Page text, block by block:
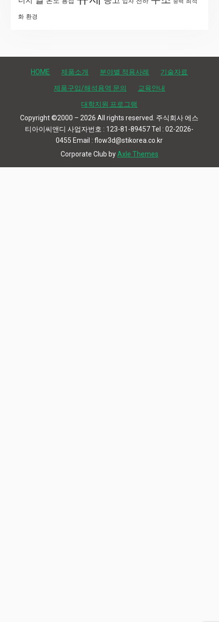
화 환경
HOME 제품소개 분야별 적용사례 기술자료
제품구입/해석용역 문의 교육안내
대학지원 프로그램
Copyright ©2000 – 2026 All rights reserved. 주식회사 에스
티아이씨앤디 사업자번호 : 123-81-89457 Tel : 02-2026-
0455 Email : flow3d@stikorea.co.kr
Corporate Club byAxle Themes